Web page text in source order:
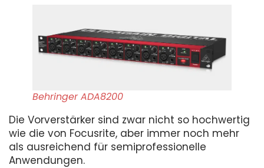
Behringer ADA8200
Die Vorverstärker sind zwar nicht so hochwertig
wie die von Focusrite, aber immer noch mehr
als ausreichend für semiprofessionelle
Anwendungen.